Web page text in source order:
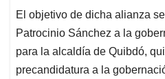
El objetivo de dicha alianza
Patrocinio Sánchez a la
para la alcaldía de Quibdó,
precandidatura a la